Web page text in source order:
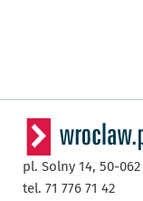
pl. Solny 14, 50-062
tel. 71 776 71 42